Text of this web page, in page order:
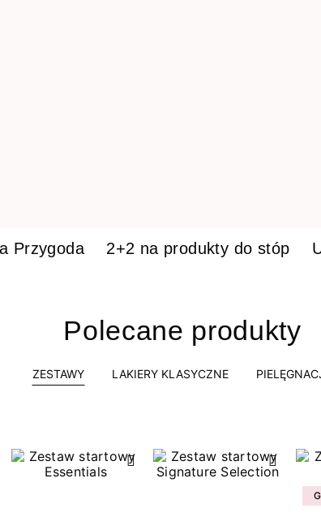
Przygoda 2+2 na produkty do stóp
Polecane produkty
ZESTAWY LAKIERY KLASYCZNE